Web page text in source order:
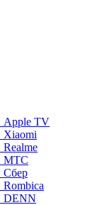
Apple TV
Xiaomi
МТС
Сбер
DENN